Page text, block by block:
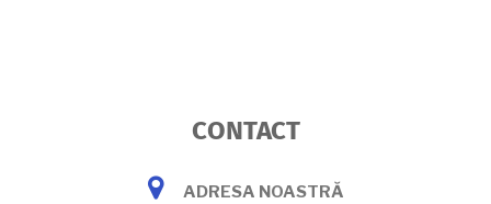
CONTACT
address
ADRESA NOASTRĂ